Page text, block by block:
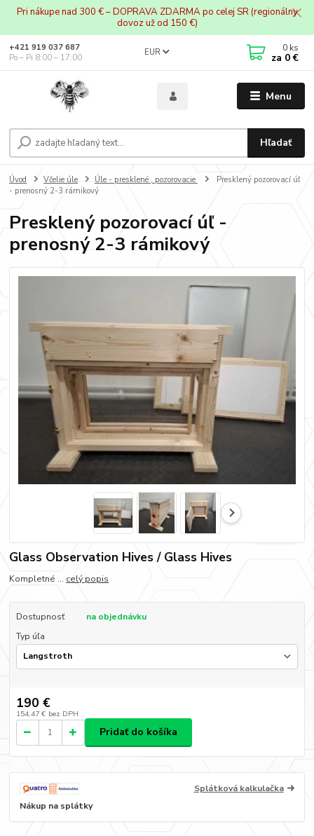
Pri nákupe nad 300 € – DOPRAVA ZDARMA po celej SR (regionálny
dovoz už od 150 €)
Menu
EUR
Hľadať
+421 919 037 687
Po – Pi 8:00 – 17:00
0 ks
za 0 €
Úvod Včelie úle Úle - presklené , pozorovacie
Presklený pozorovací úľ
- prenosný 2-3 rámikový
Presklený pozorovací úľ -
prenosný 2-3 rámikový
Glass Observation Hives / Glass Hives
Kompletné ... celý popis
Dostupnosť
na objednávku
Typ úľa
190 €
154,47 € bez DPH
Pridať do košíka
Splátková kalkulačka
Nákup na splátky